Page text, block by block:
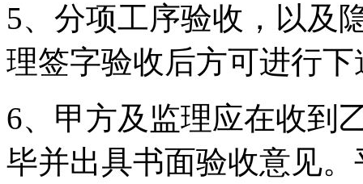
5、分项工序验收，以及
理签字验收后方可进行
6、甲方及监理应在收到
毕并出具书面验收意见